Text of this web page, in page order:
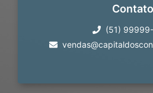
Contato
(51)